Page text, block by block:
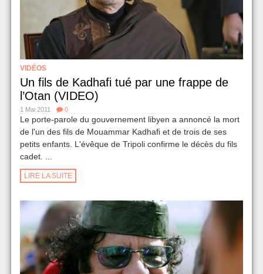
VIDÉOS
Un fils de Kadhafi tué par une frappe de
l’Otan (VIDEO)
1 Mai 2011 0
Le porte-parole du gouvernement libyen a annoncé la mort
de l'un des fils de Mouammar Kadhafi et de trois de ses
petits enfants. L'évêque de Tripoli confirme le décès du fils
cadet. ...
LIRE LA SUITE